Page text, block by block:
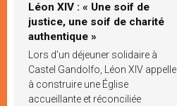
Léon XIV : « Une soif de
justice, une soif de charité
authentique »
Lors d’un déjeuner solidaire à
Castel Gandolfo, Léon XIV appelle
à construire une Église
accueillante et réconciliée